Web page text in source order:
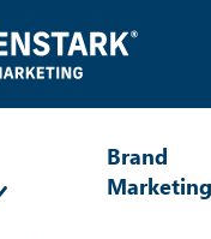
Brand
Marketing